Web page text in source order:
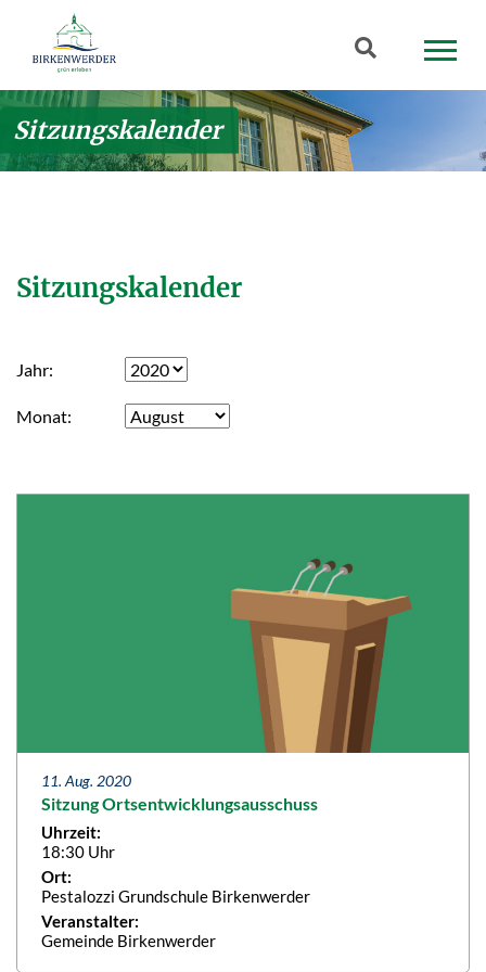
Zum Hauptinhalt springen
Suchbegriff
Sitzungskalender
Sitzungskalender
Jahr
Monat
11. Aug. 2020
Sitzung Ortsentwicklungsausschuss
Uhrzeit:
18:30 Uhr
Ort:
Pestalozzi Grundschule Birkenwerder
Veranstalter:
Gemeinde Birkenwerder